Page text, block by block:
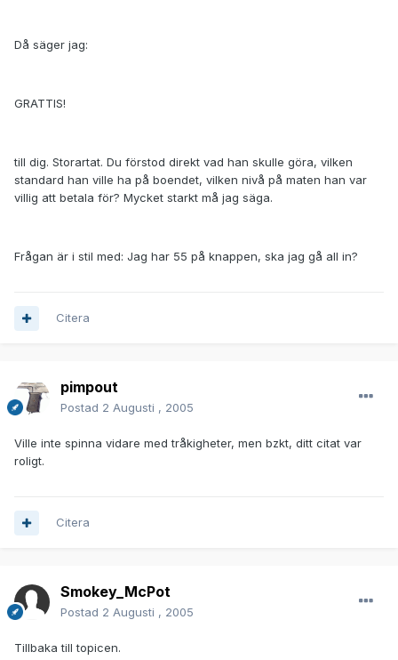
Då säger jag:
GRATTIS!
till dig. Storartat. Du förstod direkt vad han skulle göra, vilken
standard han ville ha på boendet, vilken nivå på maten han var
villig att betala för? Mycket starkt må jag säga.
Frågan är i stil med: Jag har 55 på knappen, ska jag gå all in?
Citera
pimpout
Postad 2 Augusti , 2005
Ville inte spinna vidare med tråkigheter, men bzkt, ditt citat var
roligt.
Citera
Smokey_McPot
Postad 2 Augusti , 2005
Tillbaka till topicen.